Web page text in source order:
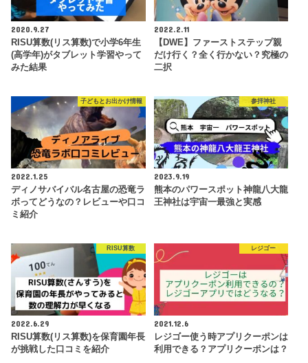
2020.9.27
RISU算数(リス算数)で小学6年生
(高学年)がタブレット学習やって
みた結果
2022.2.11
【DWE】ファーストステップ親
だけ行く？全く行かない？究極の
二択
子どもとお出かけ情報
2022.1.25
ディノサバイバル名古屋の恐竜ラ
ボってどうなの？レビューや口コ
ミ紹介
参拝神社
2023.9.19
熊本のパワースポット神龍八大龍
王神社は宇宙一最強と実感
RISU算数
2022.6.29
RISU算数(リス算数)を保育園年長
が挑戦した口コミを紹介
レジゴー
2021.12.6
レジゴー使う時アプリクーポンは
利用できる？アプリクーポンは？